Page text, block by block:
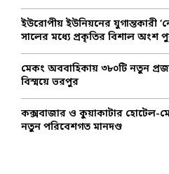
ইউরোপীয় ইউনিয়নের যুগান্তকারী
সালের মধ্যে প্রকৃতির বিশাল অংশ
মেকং অববাহিকায় ৩৮০টি নতুন
বিস্ময়ে ভরপুর
কক্সবাজার ও কুয়াকাটার হোটেল-
নতুন পরিবেশগত মানদণ্ড